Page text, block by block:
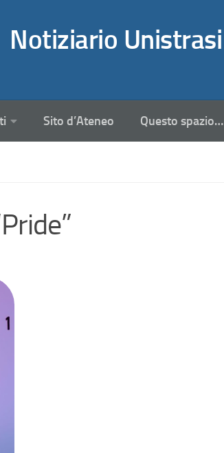
Notiziario Unistrasi
Sito d’Ateneo Questo spazio…